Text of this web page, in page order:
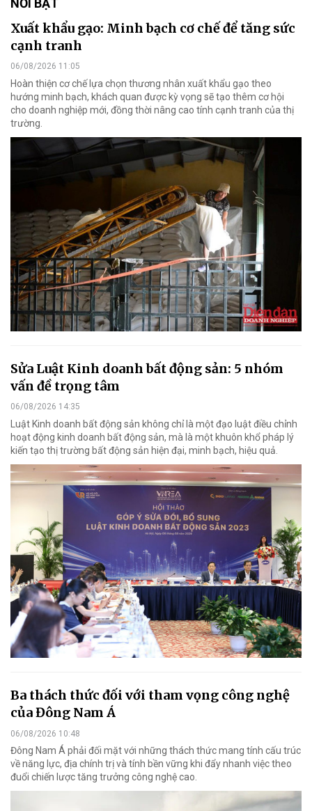
NỔI BẬT
Xuất khẩu gạo: Minh bạch cơ chế để tăng sức
cạnh tranh
06/08/2026 11:05
Hoàn thiện cơ chế lựa chọn thương nhân xuất khẩu gạo theo
hướng minh bạch, khách quan được kỳ vọng sẽ tạo thêm cơ hội
cho doanh nghiệp mới, đồng thời nâng cao tính cạnh tranh của thị
trường.
Sửa Luật Kinh doanh bất động sản: 5 nhóm
vấn đề trọng tâm
06/08/2026 14:35
Luật Kinh doanh bất động sản không chỉ là một đạo luật điều chỉnh
hoạt động kinh doanh bất động sản, mà là một khuôn khổ pháp lý
kiến tạo thị trường bất động sản hiện đại, minh bạch, hiệu quả.
Ba thách thức đối với tham vọng công nghệ
của Đông Nam Á
06/08/2026 10:48
Đông Nam Á phải đối mặt với những thách thức mang tính cấu trúc
về năng lực, địa chính trị và tính bền vững khi đẩy nhanh việc theo
đuổi chiến lược tăng trưởng công nghệ cao.